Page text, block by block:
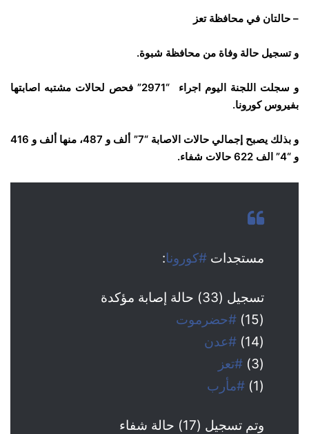
– ‎حالتان في محافظة تعز
و تسجيل حالة وفاة من محافظة شبوة.
و سجلت اللجنة اليوم اجراء “2971” فحص لحالات مشتبه اصابتها
بفيروس كورونا.
و بذلك يصبح إجمالي حالات الاصابة “7” ألف و 487، منها ألف و 416
و “4” الف 622 حالات شفاء.
مستجدات #كورونا:
تسجيل (33) حالة إصابة مؤكدة
(15)
#حضرموت
(14)
#عدن
(3)
#تعز
(1)
#مأرب
وتم تسجيل (17) حالة شفاء